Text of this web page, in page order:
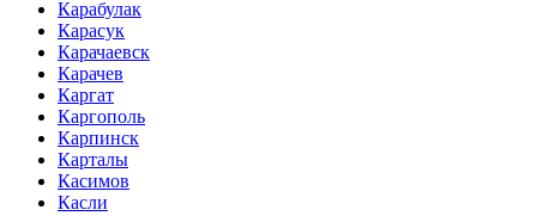
Карабулак
Карасук
Карачаевск
Карачев
Каргат
Каргополь
Карпинск
Карталы
Касимов
Касли